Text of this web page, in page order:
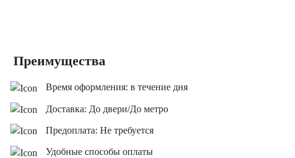
Преимущества
Время оформления: в течение дня
Доставка: До двери/До метро
Предоплата: Не требуется
Удобные способы оплаты